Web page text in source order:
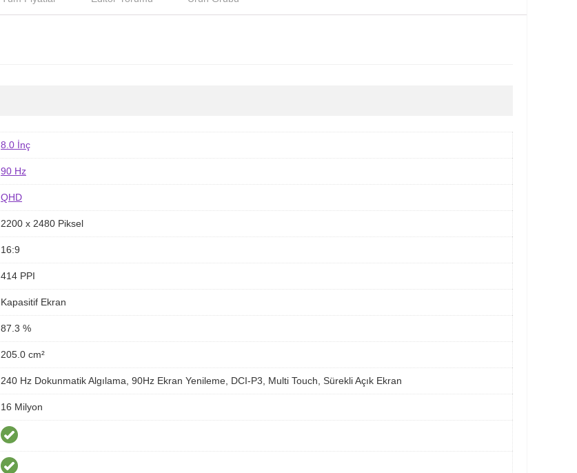
8.0 İnç
90 Hz
QHD
2200 x 2480 Piksel
16:9
414 PPI
Kapasitif Ekran
87.3 %
205.0 cm²
240 Hz Dokunmatik Algılama, 90Hz Ekran Yenileme, DCI-P3, Multi Touch, Sürekli Açık Ekran
16 Milyon